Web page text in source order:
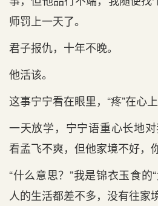
师罚上一天了。
君子报仇，十年不晚。
他活该。
这事宁宁看在眼里，“疼”在心上
一天放学，宁宁语重心长地
看孟飞不爽，但他家境不好，
“什么意思？”我是锦衣玉食的
人的生活都差不多，没有往家